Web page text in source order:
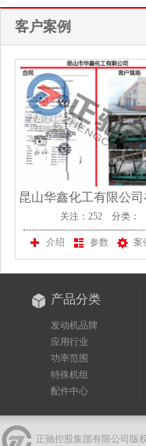
客户案例
昆山华鑫化工有限公
司采购一台上柴发电
关注：252 分类：
介绍 参数 案
产品分类
发动机品牌
应用行业
功率范围
特殊机组
配件中心
正驰控股集团有限公司版